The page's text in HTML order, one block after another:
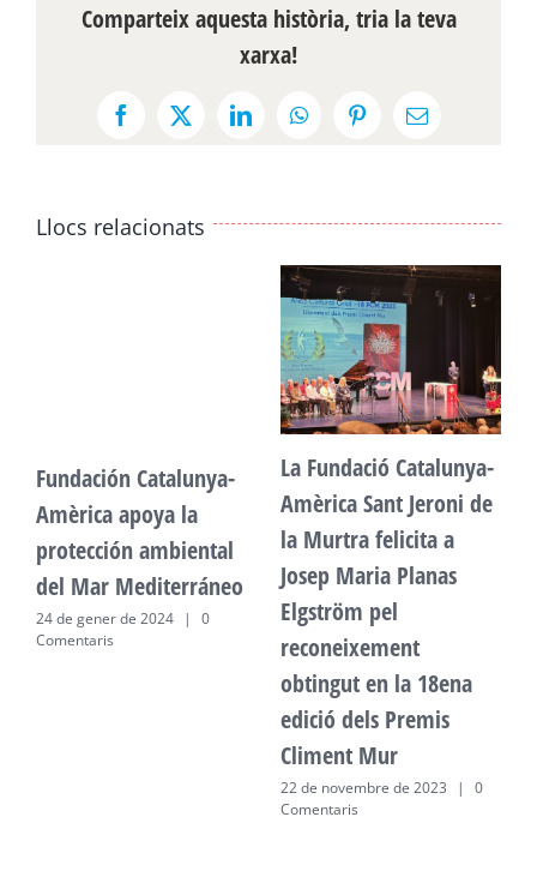
Comparteix aquesta història, tria la teva
xarxa!
Facebook
X LinkedInWhatsAppPinterestEmail:
Llocs relacionats
Fundación Catalunya-
Amèrica apoya la
protección ambiental
del Mar Mediterráneo
24 de gener de 2024 |
0
Comentaris
La Fundació Catalunya-
Amèrica Sant Jeroni de
la Murtra felicita a
Josep Maria Planas
Elgström pel
reconeixement
obtingut en la 18ena
edició dels Premis
Climent Mur
22 de novembre de 2023 |
0
Comentaris